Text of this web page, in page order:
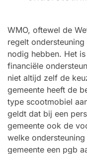
WMO, oftewel de
regelt
nodig hebben. Het
financiële
niet altijd zelf de
gemeente heeft de
type scootmobiel
geldt dat bij een
gemeente ook de
welke
gemeente een pgb